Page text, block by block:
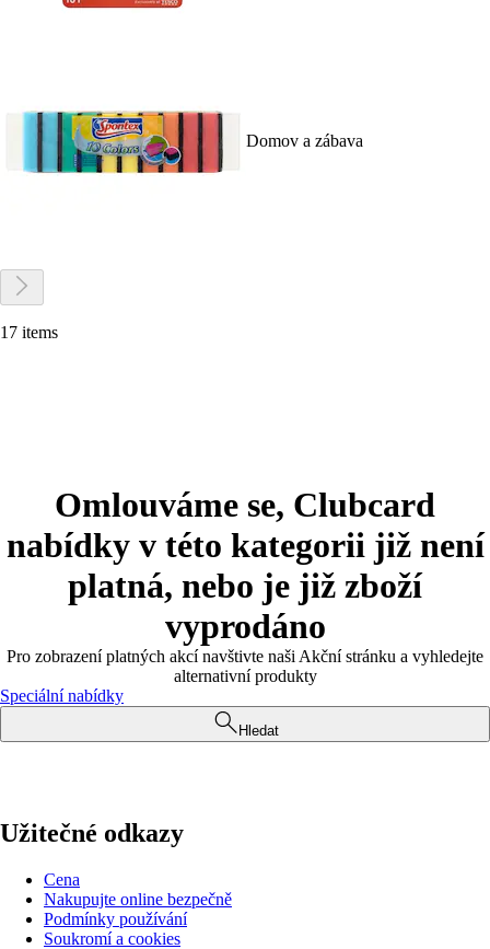
Domov a zábava
17 items
Omlouváme se, Clubcard
nabídky v této kategorii již není
platná, nebo je již zboží
vyprodáno
Pro zobrazení platných akcí navštivte naši Akční stránku a vyhledejte
alternativní produkty
Speciální nabídky
Hledat
Užitečné odkazy
Cena
Nakupujte online bezpečně
Podmínky používání
Soukromí a cookies